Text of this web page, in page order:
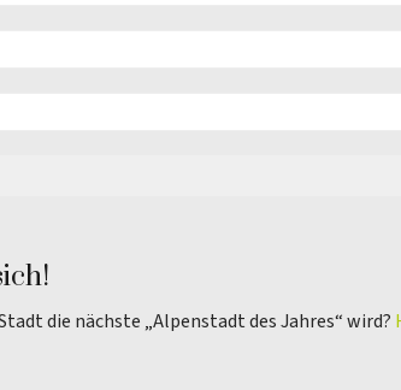
die nächste „Alpenstadt des Jahres“ wird?